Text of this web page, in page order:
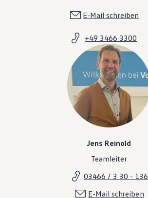
E-Mail schreiben
+49 3466 3300
Jens Reinold
Teamleiter
03466 / 3 30 - 136
E-Mail schreiben